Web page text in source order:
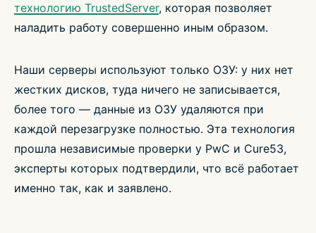
технологию TrustedServer, которая позволяет
наладить работу совершенно иным образом.
Наши серверы используют только ОЗУ: у них нет
жестких дисков, туда ничего не записывается,
более того — данные из ОЗУ удаляются при
каждой перезагрузке полностью. Эта технология
прошла независимые проверки у PwC и Cure53,
эксперты которых подтвердили, что всё работает
именно так, как и заявлено.